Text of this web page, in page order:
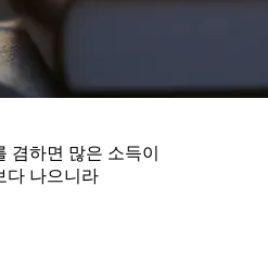
겸하면 많은 소득이
다 나으니라